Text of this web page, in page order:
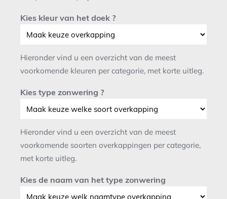
Kies kleur van het doek ?
Hieronder vind u een overzicht van de meest
voorkomende kleuren per categorie, met korte uitleg.
Kies type zonwering ?
Hieronder vind u een overzicht van de meest
voorkomende soorten overkappingen per categorie,
met korte uitleg.
Kies de naam van het type zonwering